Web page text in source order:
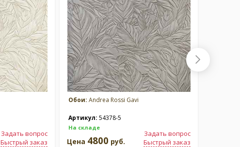
Задать вопрос
Быстрый заказ
Обои: Andrea Rossi Gavi
Артикул: 54378-5
На складе
Задать вопрос
Быстрый заказ
Цена 4800 руб.